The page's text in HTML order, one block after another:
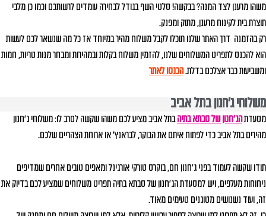
משהו מרענן לצד המנה? בבקשה! סלטי השף בגודל לבחירה עומדים לרשותכם וכמו כן מלבי
תוצרת בית לקינוח מרענן, מתוק ומפנק.
רק בהזמנה דרך האתר שלנו תוכלו לקבל משלוח מהיר במיוחד אז כל מה שנשאר לכם לעשות
הוא להכנס לתפריט המשלוחים שלנו, להזמין משלוח בקלות ובמהירות ומבחר מנות טריות, חמות
ומשביעות כבר אצלכם בדלת.הכנסו לאתר
משלוחי ג'חנון בתל אביב
מסעדתהג'חנון של סבתא בתיהבתל אביב מציע לכם משהו שקשה לסרב לו: משלוחי ג'חנון
מהירים בתל אביב כדי לפתוח איתם את הבוקר, לבראנץ' או ארוחת הצהריים שלכם.
תודו שקשה לעמוד בפני ג'חנון חם, בוקרס טורקי אורגינל ומאפים טובים אחרים שמדיפים
ניחוחות מעלפים, ויש למסעדת הג'חנון של סבתא בתיה תפריט משלוחים שמציע לכם בדיוק את
זה, ועוד נשנושים מטוגנים טעימים מאוד.